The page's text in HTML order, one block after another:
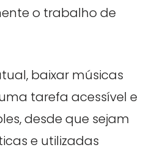
o trabalho de
baixar músicas
tarefa acessível e
desde que sejam
e utilizadas